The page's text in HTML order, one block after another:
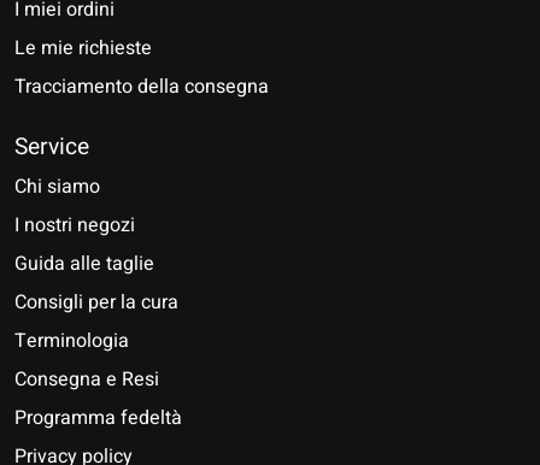
I miei ordini
Le mie richieste
Tracciamento della consegna
Service
Chi siamo
I nostri negozi
Guida alle taglie
Consigli per la cura
Terminologia
Consegna e Resi
Programma fedeltà
Privacy policy